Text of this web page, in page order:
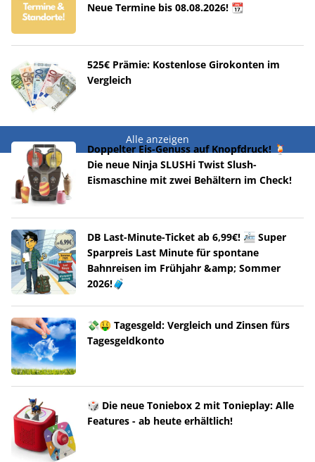
Neue Termine bis 08.08.2026! 📆
525€ Prämie: Kostenlose Girokonten im
Vergleich
Alle anzeigen
Doppelter Eis-Genuss auf Knopfdruck! 🍹
Die neue Ninja SLUSHi Twist Slush-
Eismaschine mit zwei Behältern im Check!
DB Last-Minute-Ticket ab 6,99€! 🚈 Super
Sparpreis Last Minute für spontane
Bahnreisen im Frühjahr &amp; Sommer
2026!🧳
💸🤑 Tagesgeld: Vergleich und Zinsen fürs
Tagesgeldkonto
🎲 Die neue Toniebox 2 mit Tonieplay: Alle
Features - ab heute erhältlich!